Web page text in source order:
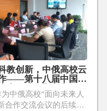
教创新，中俄高校云
——第十八届中国国
大会俄罗斯主宾国活
中俄高校“面向未来人
合作交流会议的后续活